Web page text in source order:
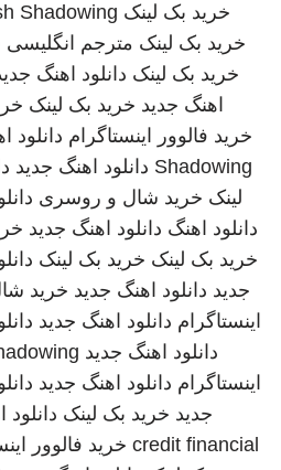
خرید بک لینک Shadowing
خرید بک لینک مترجم
خرید بک لینک دانلود اهنگ
اهنگ جدید خرید بک لینک
خرید فالوور اینستاگرام دانلود
Shadowing دانلود اهنگ جدید
لینک خرید شال و روسری
دانلود اهنگ دانلود اهنگ جدید
خرید بک لینک خرید بک لینک
جدید دانلود اهنگ جدید خرید
اینستاگرام دانلود اهنگ جدید
دانلود اهنگ جدید
اینستاگرام دانلود اهنگ جدید
جدید خرید بک لینک
credit financial خرید فالوور